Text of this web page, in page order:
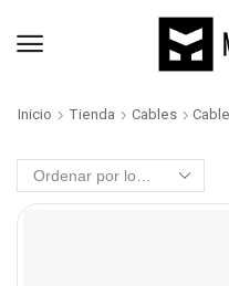
Inicio Tienda Cables